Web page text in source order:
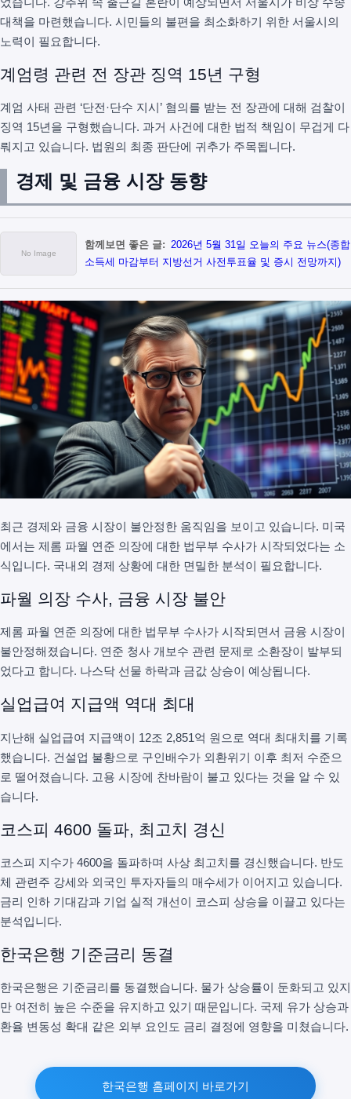
대책을 마련했습니다. 시민들의 불편을 최소화하기 위한 서울시의
노력이 필요합니다.
계엄령 관련 전 장관 징역 15년 구형
계엄 사태 관련 ‘단전·단수 지시’ 혐의를 받는 전 장관에 대해 검찰이
징역 15년을 구형했습니다. 과거 사건에 대한 법적 책임이 무겁게 다
뤄지고 있습니다. 법원의 최종 판단에 귀추가 주목됩니다.
경제 및 금융 시장 동향
함께보면 좋은 글: 2026년 5월 31일 오늘의 주요 뉴스(종합
소득세 마감부터 지방선거 사전투표율 및 증시 전망까지)
최근 경제와 금융 시장이 불안정한 움직임을 보이고 있습니다. 미국
에서는 제롬 파월 연준 의장에 대한 법무부 수사가 시작되었다는 소
식입니다. 국내외 경제 상황에 대한 면밀한 분석이 필요합니다.
파월 의장 수사, 금융 시장 불안
제롬 파월 연준 의장에 대한 법무부 수사가 시작되면서 금융 시장이
불안정해졌습니다. 연준 청사 개보수 관련 문제로 소환장이 발부되
었다고 합니다. 나스닥 선물 하락과 금값 상승이 예상됩니다.
실업급여 지급액 역대 최대
지난해 실업급여 지급액이 12조 2,851억 원으로 역대 최대치를 기록
했습니다. 건설업 불황으로 구인배수가 외환위기 이후 최저 수준으
로 떨어졌습니다. 고용 시장에 찬바람이 불고 있다는 것을 알 수 있
습니다.
코스피 4600 돌파, 최고치 경신
코스피 지수가 4600을 돌파하며 사상 최고치를 경신했습니다. 반도
체 관련주 강세와 외국인 투자자들의 매수세가 이어지고 있습니다.
금리 인하 기대감과 기업 실적 개선이 코스피 상승을 이끌고 있다는
분석입니다.
한국은행 기준금리 동결
한국은행은 기준금리를 동결했습니다. 물가 상승률이 둔화되고 있지
만 여전히 높은 수준을 유지하고 있기 때문입니다. 국제 유가 상승과
환율 변동성 확대 같은 외부 요인도 금리 결정에 영향을 미쳤습니다.
한국은행 홈페이지 바로가기